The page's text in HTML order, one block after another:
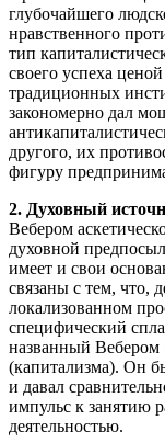
глубочайшего
нравственного
тип
своего успеха
традиционных
закономерно дал
другого, их
фигуру
2. Духовный
Вебером
духовной
имеет и свои
связаны с тем, что,
локализованном
специфический
названный Вебером
(капитализма). Он
и давал
импульс к занятию
деятельностью.